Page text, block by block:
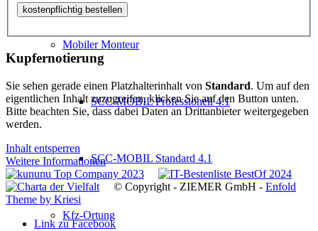
Mobiler Monteur
SCC-MOBIL Professionell 4.1
SCC-MOBIL Standard 4.1
Kfz-Ortung
Kupfernotierung
Sie sehen gerade einen Platzhalterinhalt von Standard. Um auf den
eigentlichen Inhalt zuzugreifen, klicken Sie auf den Button unten.
Bitte beachten Sie, dass dabei Daten an Drittanbieter weitergegeben
werden.
Inhalt entsperren
Weitere Informationen
© Copyright - ZIEMER GmbH - Enfold
Theme by Kriesi
Link zu Facebook